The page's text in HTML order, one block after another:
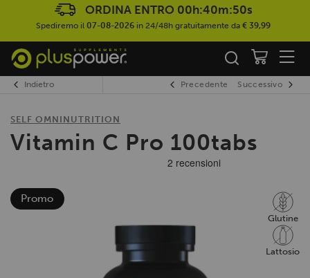
ORDINA ENTRO 00h:40m:49s
Spediremo il 07-08-2026 in 24/48h gratuitamente da € 39,99
Indietro Precedente Successivo
SELF OMNINUTRITION
Vitamin C Pro 100tabs
Promo
Glutine
Lattosio